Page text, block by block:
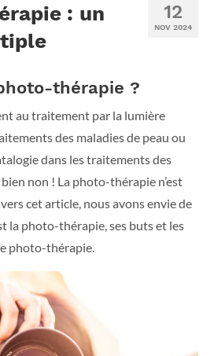
12
NOV 2024
: un
thérapie ?
au traitement par la lumière
des maladies de peau ou
dans les traitements des
non ! La photo-thérapie n’est
cet article, nous avons envie de
la photo-thérapie, ses buts et les
photo-thérapie.